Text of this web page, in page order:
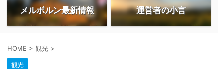
メルボルン最新情報 運営者の小言
HOME > 観光 >
観光